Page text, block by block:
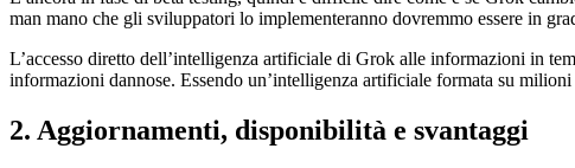
man mano che gli sviluppatori lo implementeranno dovremmo essere in
L’accesso diretto dell’intelligenza artificiale di Grok alle informazioni in
informazioni dannose. Essendo un’intelligenza artificiale formata su
2. Aggiornamenti, disponibilità e svantaggi